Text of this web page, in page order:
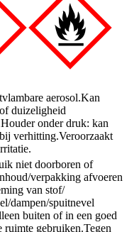
aerosol.Kan
duizeligheid
Houder onder druk: kan
verhitting.Veroorzaakt
niet doorboren of
verpakking afvoeren
van stof/
dampen/spuitnevel
buiten of in een goed
ruimte gebruiken.Tegen